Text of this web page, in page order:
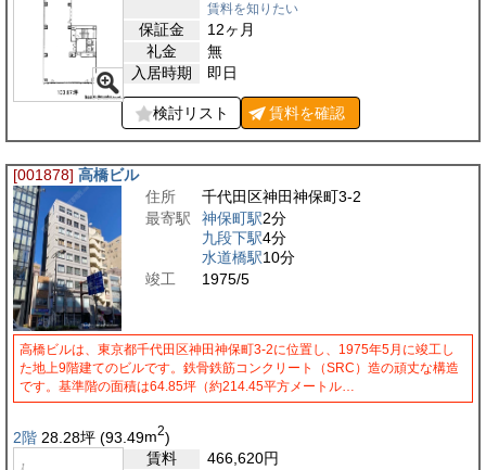
賃料を知りたい
保証金
12ヶ月
礼金
無
入居時期
即日
検討リスト 賃料を確認
[001878] 高橋ビル
住所
千代田区神田神保町3-2
最寄駅
神保町駅2分
九段下駅4分
水道橋駅10分
竣工
1975/5
高橋ビルは、東京都千代田区神田神保町3-2に位置し、1975年5月に竣工し
た地上9階建てのビルです。鉄骨鉄筋コンクリート（SRC）造の頑丈な構造
です。基準階の面積は64.85坪（約214.45平方メートル…
2階 28.28坪 (93.49m2)
賃料
466,620円